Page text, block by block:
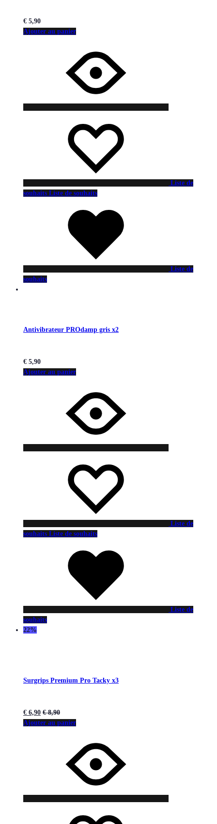
€ 5,90
Ajouter au panier
Liste de
souhaits Liste de souhaits
Liste de
souhaits
Antivibrateur PROdamp gris x2
€ 5,90
Ajouter au panier
Liste de
souhaits Liste de souhaits
Liste de
souhaits
22%
Surgrips Premium Pro Tacky x3
€ 6,90 €8,90
Ajouter au panier